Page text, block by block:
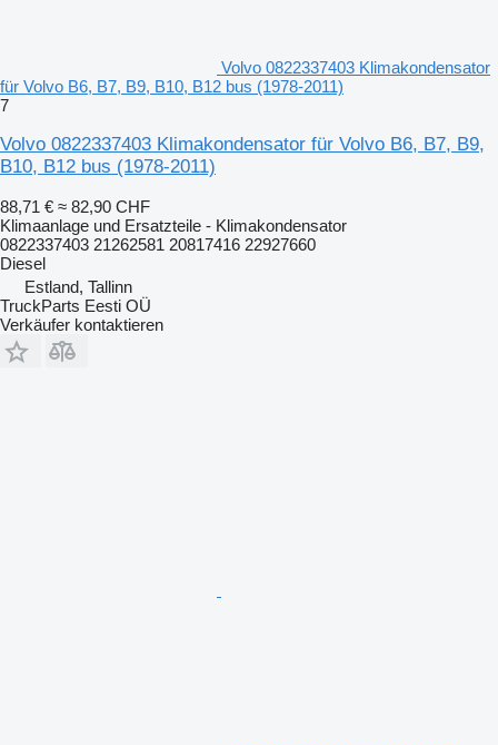
Volvo 0822337403 Klimakondensator
für Volvo B6, B7, B9, B10, B12 bus (1978-2011)
7
Volvo 0822337403 Klimakondensator für Volvo B6, B7, B9,
B10, B12 bus (1978-2011)
88,71 € ≈ 82,90 CHF
Klimaanlage und Ersatzteile - Klimakondensator
0822337403 21262581 20817416 22927660
Diesel
Estland, Tallinn
TruckParts Eesti OÜ
Verkäufer kontaktieren